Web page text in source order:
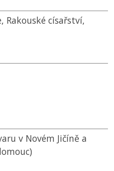
Rakouské císařství,
v Novém Jičíně a